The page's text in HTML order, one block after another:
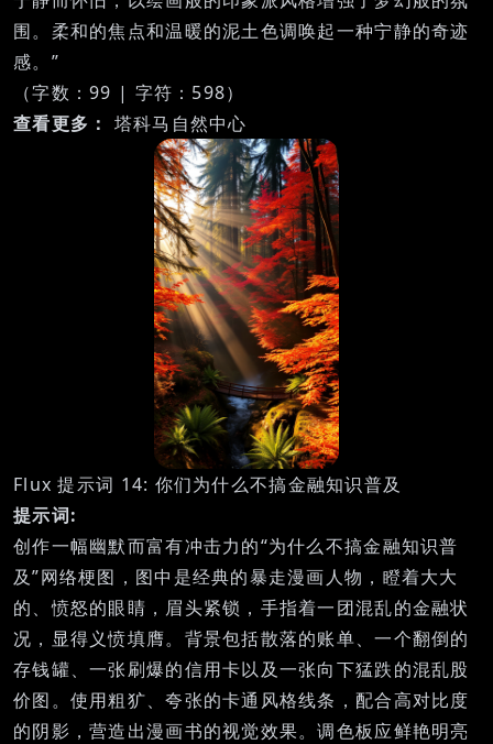
围。柔和的焦点和温暖的泥土色调唤起一种宁静的奇迹
感。”
（字数：99 | 字符：598）
查看更多： 塔科马自然中心
Flux 提示词 14: 你们为什么不搞金融知识普及
提示词:
创作一幅幽默而富有冲击力的“为什么不搞金融知识普
及”网络梗图，图中是经典的暴走漫画人物，瞪着大大
的、愤怒的眼睛，眉头紧锁，手指着一团混乱的金融状
况，显得义愤填膺。背景包括散落的账单、一个翻倒的
存钱罐、一张刷爆的信用卡以及一张向下猛跌的混乱股
价图。使用粗犷、夸张的卡通风格线条，配合高对比度
的阴影，营造出漫画书的视觉效果。调色板应鲜艳明亮